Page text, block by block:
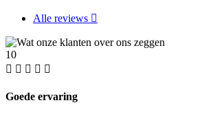
Alle reviews
10
Goede ervaring